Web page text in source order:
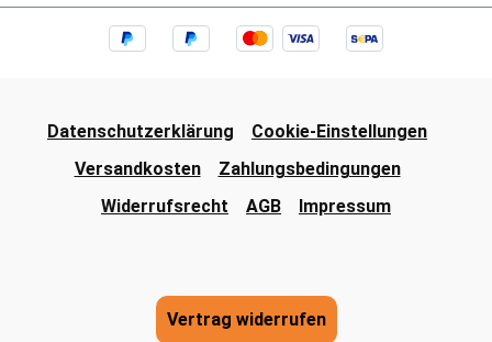
Datenschutzerklärung
Cookie-Einstellungen
Versandkosten
Zahlungsbedingungen
Widerrufsrecht
AGB Impressum
Vertrag widerrufen